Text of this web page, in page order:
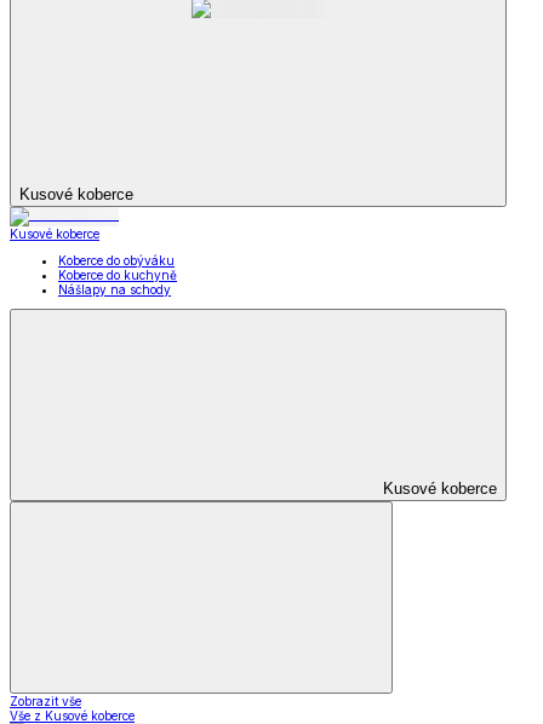
Kusové koberce
Kusové koberce
Koberce do obýváku
Koberce do kuchyně
Nášlapy na schody
Kusové koberce
Zobrazit vše
Vše z Kusové koberce